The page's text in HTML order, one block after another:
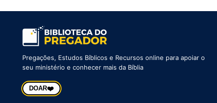
Pregações, Estudos Bíblicos e Recursos online para apoiar o
seu ministério e conhecer mais da Bíblia
DOAR❤️